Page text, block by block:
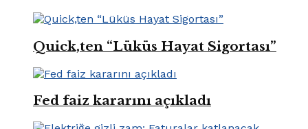
Quick,ten “Lüküs Hayat Sigortası”
Fed faiz kararını açıkladı